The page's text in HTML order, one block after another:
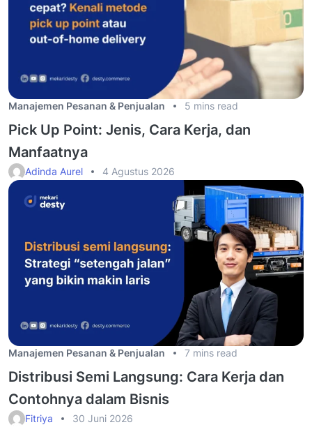
Manajemen Pesanan & Penjualan 5 mins read
Pick Up Point: Jenis, Cara Kerja, dan
Manfaatnya
Adinda Aurel 4 Agustus 2026
Manajemen Pesanan & Penjualan 7 mins read
Distribusi Semi Langsung: Cara Kerja dan
Contohnya dalam Bisnis
Fitriya 30 Juni 2026